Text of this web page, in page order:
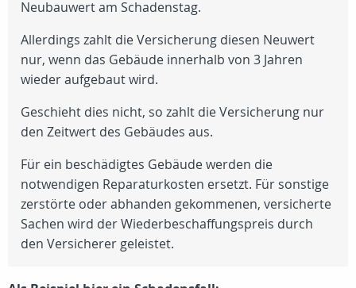
Neubauwert am Schadenstag.
Allerdings zahlt die Versicherung diesen Neuwert
nur, wenn das Gebäude innerhalb von 3 Jahren
wieder aufgebaut wird.
Geschieht dies nicht, so zahlt die Versicherung nur
den Zeitwert des Gebäudes aus.
Für ein beschädigtes Gebäude werden die
notwendigen Reparaturkosten ersetzt. Für sonstige
zerstörte oder abhanden gekommenen, versicherte
Sachen wird der Wiederbeschaffungspreis durch
den Versicherer geleistet.